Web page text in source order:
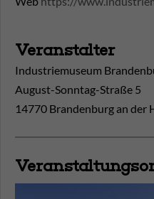
Veranstalter
Industriemuseum
August-Sonntag-Straße 5
14770 Brandenburg an der